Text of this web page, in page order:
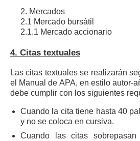
2. Mercados
2.1 Mercado bursátil
2.1.1 Mercado accionario
4. Citas textuales
Las citas textuales se realizarán
el Manual de APA, en estilo autor-
debe cumplir con los siguientes
Cuando la cita tiene hasta 40
y no se coloca en cursiva.
Cuando las citas